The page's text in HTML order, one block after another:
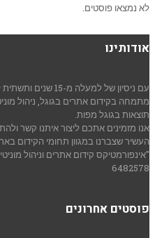
לא נמצאו פוסטים.
אודותינו
עם ניסיון של
מתמחה בקידום אתרים בגוגל, ניהול
תוצאות בגוגל מפות.
אנו מזמינים אתכם ליצור איתנו קשר
העשיר שצברנו במגוון תחומי הקידום
6482578
פוסטים אחרונים